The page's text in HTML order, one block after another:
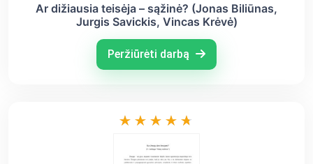
Ar dižiausia teisėja – sąžinė? (Jonas Biliūnas,
Jurgis Savickis, Vincas Krėvė)
Peržiūrėti darbą